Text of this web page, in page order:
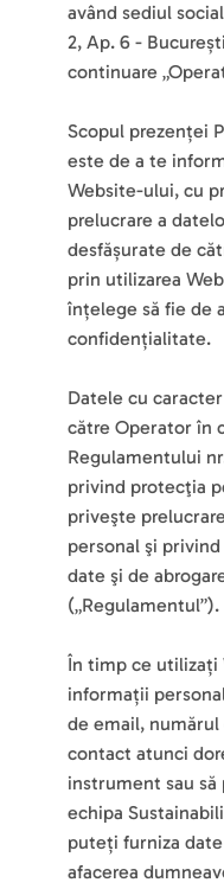
având sediul social
2, Ap. 6 -
continuare
Scopul prezenței
este de a te
Website-ului, cu
prelucrare a
desfășurate de
prin utilizarea
înțelege să fie de
confidențialitate.
Datele cu
către Operator în
Regulamentului
privind protecţia
priveşte
personal şi
date şi de
(„Regulamentul”).
În timp ce utilizați
informații
de email,
contact atunci
instrument sau
echipa
puteți furniza
afacerea